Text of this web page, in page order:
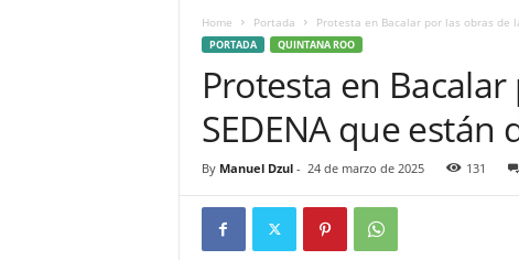
Home Portada Protesta en Bacalar por las obras de
PORTADA QUINTANA ROO
Protesta en
SEDENA que
By Manuel Dzul- 24 de marzo de 2025 131